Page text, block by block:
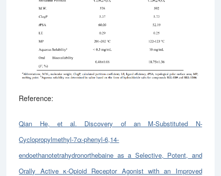
Reference:
Qian He, et al. Discovery of an M-Substituted N-
Cyclopropylmethyl-7α-phenyl-6,14-
endoethanotetrahydronorthebaine as a Selective, Potent, and
Orally Active κ-Opioid Receptor Agonist with an Improved